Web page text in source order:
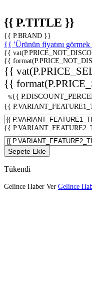
{{ P.TITLE }}
{{ P.BRAND }}
{{ 'Ürünün fiyatını
{{
{{
{{
{{
%{{
{{
{{
Sepete Ekle
Tükendi
Gelince Haber Ver Gelince